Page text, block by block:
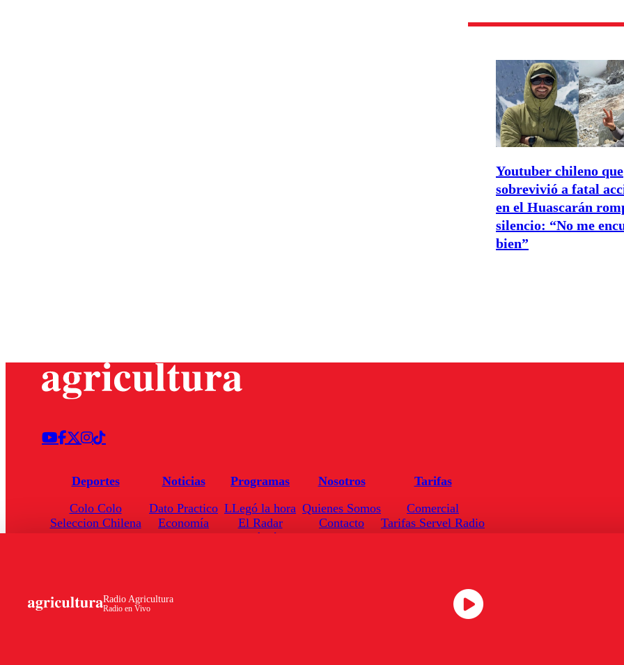
Youtuber chileno que
sobrevivió a fatal
en el Huascarán
silencio: “No me
bien”
Radio Agricultura
Radio en Vivo
Deportes
Colo Colo
Seleccion Chilena
Noticias
Dato Practico
Economía
Programas
LLegó la hora
El Radar
Enfoqué Público
Nosotros
Quienes Somos
Contacto
Tarifas
Comercial
Tarifas Servel Radio